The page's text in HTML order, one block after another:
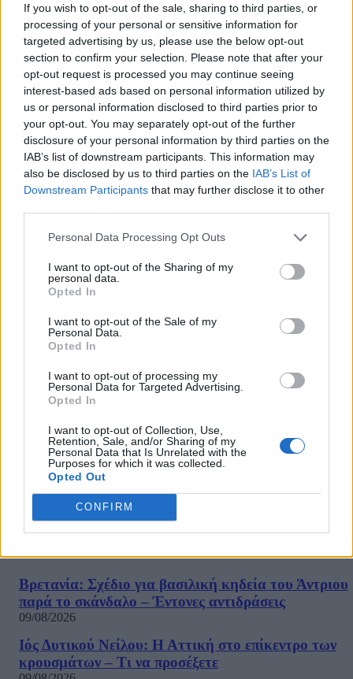
If you wish to opt-out of the sale, sharing to third parties, or
processing of your personal or sensitive information for
targeted advertising by us, please use the below opt-out
section to confirm your selection. Please note that after your
opt-out request is processed you may continue seeing
interest-based ads based on personal information utilized by
us or personal information disclosed to third parties prior to
your opt-out. You may separately opt-out of the further
disclosure of your personal information by third parties on the
IAB’s list of downstream participants. This information may
also be disclosed by us to third parties on the IAB’s List of
Downstream Participants that may further disclose it to other
Personal Data Processing Opt Outs
I want to opt-out of the Sharing of my
personal data.
Opted In
I want to opt-out of the Sale of my
Personal Data.
Opted In
I want to opt-out of processing my
Personal Data for Targeted Advertising.
Opted In
I want to opt-out of Collection, Use,
Retention, Sale, and/or Sharing of my
Personal Data that Is Unrelated with the
Purposes for which it was collected.
Opted Out
CONFIRM
«Καρφιά» Φιντάν για Μητσοτάκη: «Μόνο ο
Έλληνας πρωθυπουργός ποζάρει με τον
Νετανιάχου»
Ευθείες βολές κατά του πρωθυπουργού, Κυριάκου Μητσοτάκη,
κατά τη διάρκεια συνέντευξης Τύπου. Ο επικεφαλής της τουρκικής
διπλωματίας άσκησε σκληρή κριτική για τη στάση της Ελλάδας
απέναντι στο Ισραήλ, με φόντο τον πόλεμο στη Γάζα, ενώ
ξεκαθάρισε ότι για...
Σελίδα 1 από 7
Βρετανία: Σχέδιο για βασιλική κηδεία του Άντριου
παρά το σκάνδαλο – Έντονες αντιδράσεις
09/08/2026
Ιός Δυτικού Νείλου: Η Αττική στο επίκεντρο των
κρουσμάτων – Τι να προσέξετε